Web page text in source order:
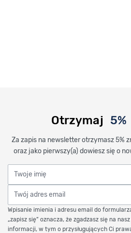
Otrzymaj 5%
Za zapis na newsletter otrzymasz 5%
oraz jako pierwszy(a) dowiesz się o
Twoje imię
Twój adres email
Wpisanie imienia i adresu email do
„zapisz się” oznacza, że zgadzasz się na
informacji, w tym o przysługujących Ci